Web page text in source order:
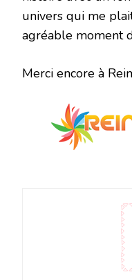
univers qui me
agréable moment
Merci encore à